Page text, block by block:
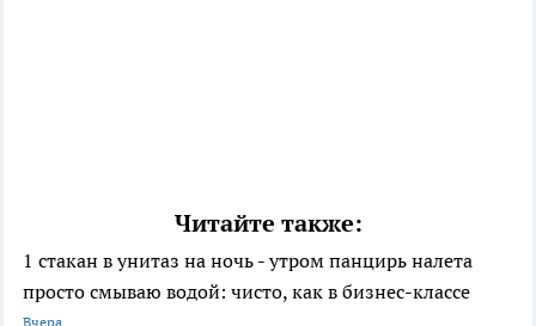
Читайте также:
1 стакан в унитаз на ночь - утром панцирь налета
просто смываю водой: чисто, как в бизнес-классе
Вчера